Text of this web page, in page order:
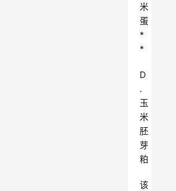
米
蛋
*
*
D
.
玉
米
胚
芽
粕
该